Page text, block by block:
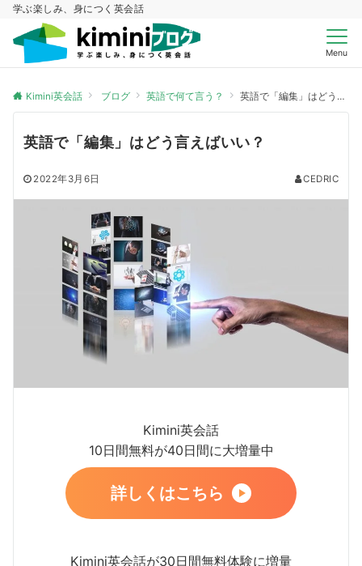
学ぶ楽しみ、身につく英会話
Menu
Kimini英会話 ブログ 英語で何て言う？ 英語で「編集」はどう言えばいい？
英語で「編集」はどう言えばいい？
2022年3月6日 CEDRIC
Kimini英会話
10日間無料が40日間に大増量中
詳しくはこちら
Kimini英会話が30日間無料体験に増量